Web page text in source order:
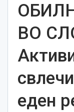
ВО
еден